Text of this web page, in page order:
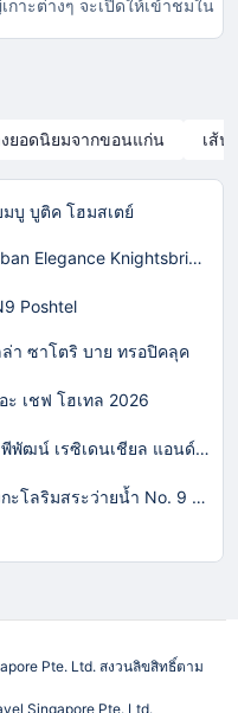
าะต่างๆ จะเปิดให้เข้าชมใน
ยอดนิยมจากขอนแก่น เส้น
บู บูติค โฮมสเตย์
Urban Elegance Knightsbridge BTS Bearing
Poshtel
า ซาโตริ บาย ทรอปิคลุค
ะ เชฟ โฮเทล 2026
ระพีพัฒน์ เรซิเดนเชียล แอนด์ รีสอร์ท
บังกะโลริมสระว่ายน้ำ No. 9 (วอกตั้ม)
Pte. Ltd. สงวนลิขสิทธิ์ตาม
Singapore Pte. Ltd.